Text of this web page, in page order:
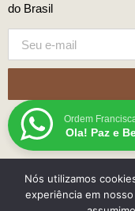
do Brasil
Ordem
Ola! Paz e
© Copyright Ordem
Nós utilizamos
experiência em